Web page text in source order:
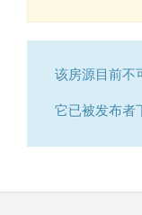
该房源目前不
它已被发布者